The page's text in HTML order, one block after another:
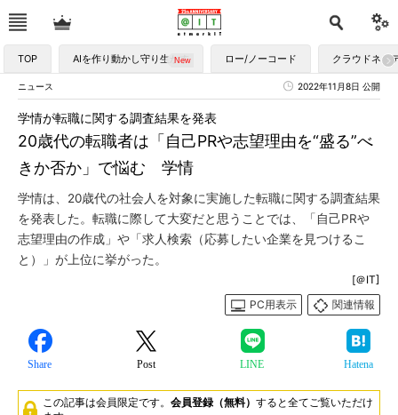
TOP AIを作り動かし守り生かす ロー/ノーコード クラウドネイ
ニュース 2022年11月8日 公開
20歳代の転職者は「自己PRや志望理由を“盛る”べ
きか否か」で悩む 学情
学情が転職に関する調査結果を発表
学情は、20歳代の社会人を対象に実施した転職に関する調査結果
を発表した。転職に際して大変だと思うことでは、「自己PRや
志望理由の作成」や「求人検索（応募したい企業を見つけるこ
と）」が上位に挙がった。
[＠IT]
PC用表示
関連情報
Share Post LINE Hatena
この記事は会員限定です。 会員登録（無料） すると全てご覧いただけ